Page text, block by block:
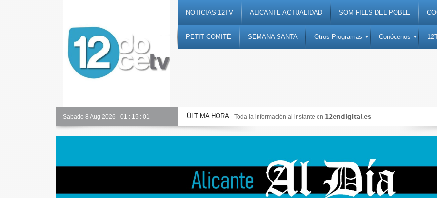
NOTICIAS 12TV ALICANTE ACTUALIDAD SOM FILLS DEL POBLE
PETIT COMITÉ SEMANA SANTA Otros Programas Conócenos
Sabado 8 Aug 2026 - 01 : 15 : 01 ÚLTIMA HORA
Alicante Actualidad Toda la información al instante en 𝟭𝟮𝗲𝗻𝗱𝗶𝗴𝗶𝘁𝗮𝗹.𝗲𝘀